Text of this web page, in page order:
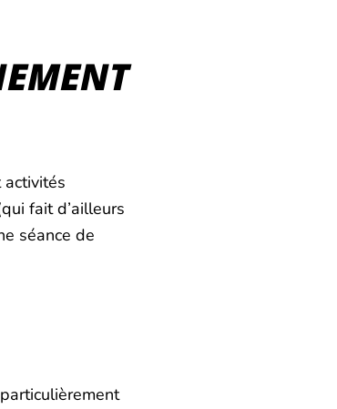
activités
fait d’ailleurs
séance de